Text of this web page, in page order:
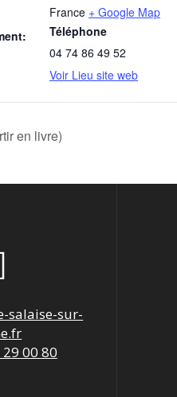
France + Google Map
Téléphone
04 74 86 49 52
Voir Lieu site web
en livre)
salaise-sur-
00 80